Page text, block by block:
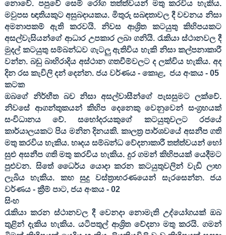
නොවේ. පපුවේ සෙම් රෝග තත්ත්වයන් මතු කරවිය හැකිය.
මවුපස ඥාතියකුට අසුබදායකය. මිතුරු සබඳතාවල දී වචනය නිසා
අමනාපකම් ඇති කරවයි. නිවස ආශ්‍රිත කටයුතු කිහිපයකට
අසල්වැසියන්ගේ ආධාර උපකාර ලබා ගනියි. රැකියා ස්ථානවල දී
මුදල් කටයුතු සම්බන්ධව ගැටලු ඇතිවිය හැකි නිසා කල්පනාකාරී
වන්න. බඩු බාහිරාදිය අස්ථාන ගතවීම්වලට ද ලක්විය හැකිය. අද
දින රස කැවිලි දන් දෙන්න. ජය වර්ණය - කොළ, ජය අංකය - 05
කටක
ඔබගේ නිර්භීත බව නිසා අසල්වාසීන්ගේ පැසසුමට ලක්වේ.
නිවසේ ආගන්තුකයන් කිහිප දෙනෙකු වෙනුවෙන් සංග්‍රහයක්
සංවිධානය වේ. සහෝදරයකුගේ කටයුතුවලට රජයේ
කාර්යාලයකට පිය මනින දිනයකි. කාලත්‍ර පාර්ශවයේ අසනීප ගති
මතු කරවිය හැකිය. හෘදය සම්බන්ධ වේදනාකාරී තත්ත්වයන් හෝ
සුළු අසනීප ගති මතු කරවිය හැකිය. දුර ගමන් කිහිපයක් යෙදීමට
පුළුවන. සිතේ ධෛර්ය යොදා කරන කටයුතුවලින් වැඩි ලාභ
ලැබිය හැකිය. කහ සුදු වස්ත්‍රාභරණයෙන් සැරසෙන්න. ජය
වර්ණය - ක්‍රීම් පාට, ජය අංකය - 02
සිංහ
රැකියා කරන ස්ථානවල දී වෙනදා නොමැති උද්යෝගයක් ඔබ
තුළින් දැකිය හැකිය. යටිපතුල් ආශ්‍රිත වේදනා මතු කරයි. ගමන්